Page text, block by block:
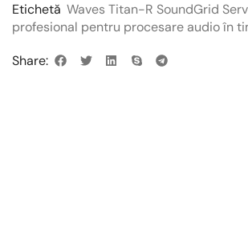
Etichetă Waves Titan-R SoundGrid
profesional pentru procesare audio în
Share: